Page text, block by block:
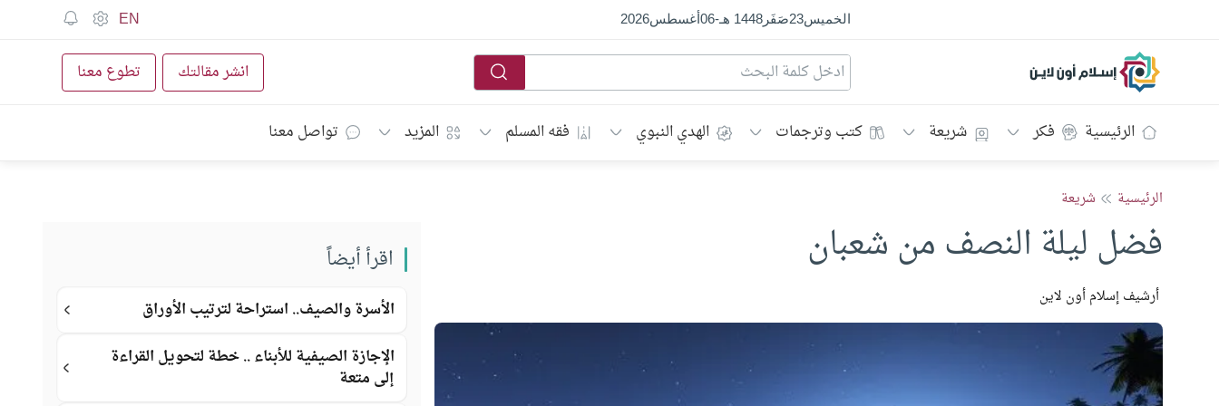
الخميس23صَفَر1448 هـ -
06أغسطس2026
EN
إسلام أون لاين انشر مقالتك تطوع معنا
الرئيسية فكر شريعة كتب وترجمات الهدي النبوي فقه المسلم المزيد تواصل معنا
الرئيسية شريعة
فضل ليلة النصف من شعبان
أرشيف إسلام أون لاين
اقرأ أيضاً
الأسرة والصيف.. استراحة لترتيب الأوراق
الإجازة الصيفية للأبناء .. خطة لتحويل القراءة
إلى متعة